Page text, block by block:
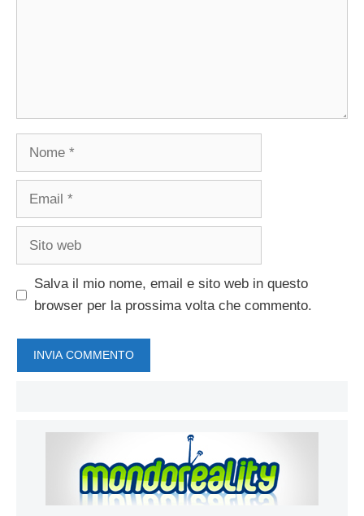
Nome
Email
Sito
Salva il mio nome, email e sito web in questo
browser per la prossima volta che commento.